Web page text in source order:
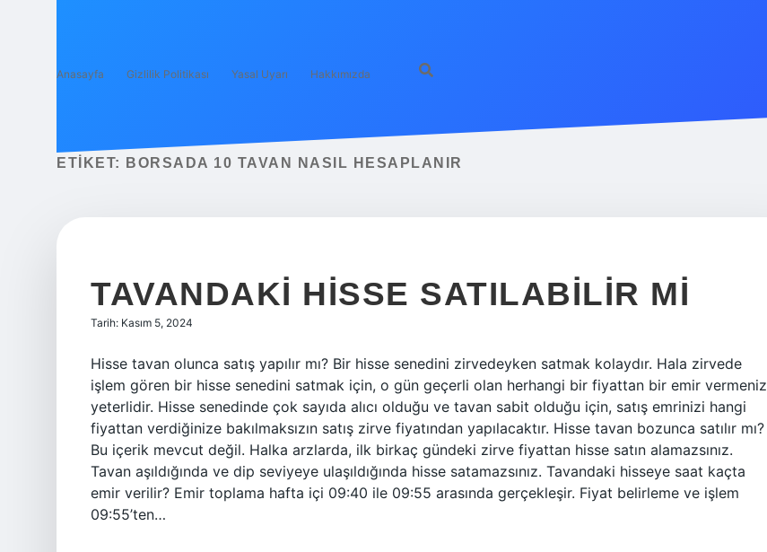
Anasayfa Gizlilik Politikası Yasal Uyarı Hakkımızda
ETIKET: BORSADA 10 TAVAN NASIL HESAPLANIR
TAVANDAKI HISSE SATILABILIR MI
Tarih: Kasım 5, 2024
Hisse tavan olunca satış yapılır mı? Bir hisse senedini zirvedeyken satmak kolaydır. Hala zirvede
işlem gören bir hisse senedini satmak için, o gün geçerli olan herhangi bir fiyattan bir emir vermeniz
yeterlidir. Hisse senedinde çok sayıda alıcı olduğu ve tavan sabit olduğu için, satış emrinizi hangi
fiyattan verdiğinize bakılmaksızın satış zirve fiyatından yapılacaktır. Hisse tavan bozunca satılır mı?
Bu içerik mevcut değil. Halka arzlarda, ilk birkaç gündeki zirve fiyattan hisse satın alamazsınız.
Tavan aşıldığında ve dip seviyeye ulaşıldığında hisse satamazsınız. Tavandaki hisseye saat kaçta
emir verilir? Emir toplama hafta içi 09:40 ile 09:55 arasında gerçekleşir. Fiyat belirleme ve işlem
09:55’ten…